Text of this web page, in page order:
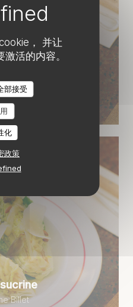
， 并让
活的内容。
部接受
化
政策
Billet
Billet